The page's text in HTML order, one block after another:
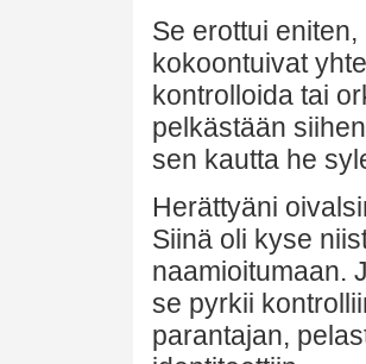
Se erottui
kokoontuivat
kontrolloida tai
pelkästään
sen kautta he
Herättyäni
Siinä oli kyse
naamioitumaan.
se pyrkii
parantajan,